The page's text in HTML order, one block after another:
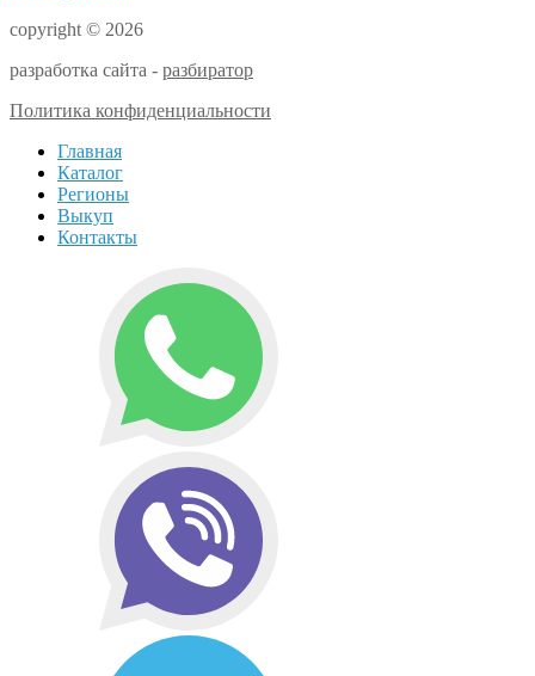
copyright © 2026
разработка сайта - разбиратор
Политика конфиденциальности
Главная
Каталог
Регионы
Выкуп
Контакты